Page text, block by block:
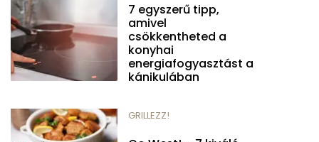
7 egyszerű tipp,
amivel
csökkentheted a
konyhai
energiafogyasztást a
kánikulában
GRILLEZZ!